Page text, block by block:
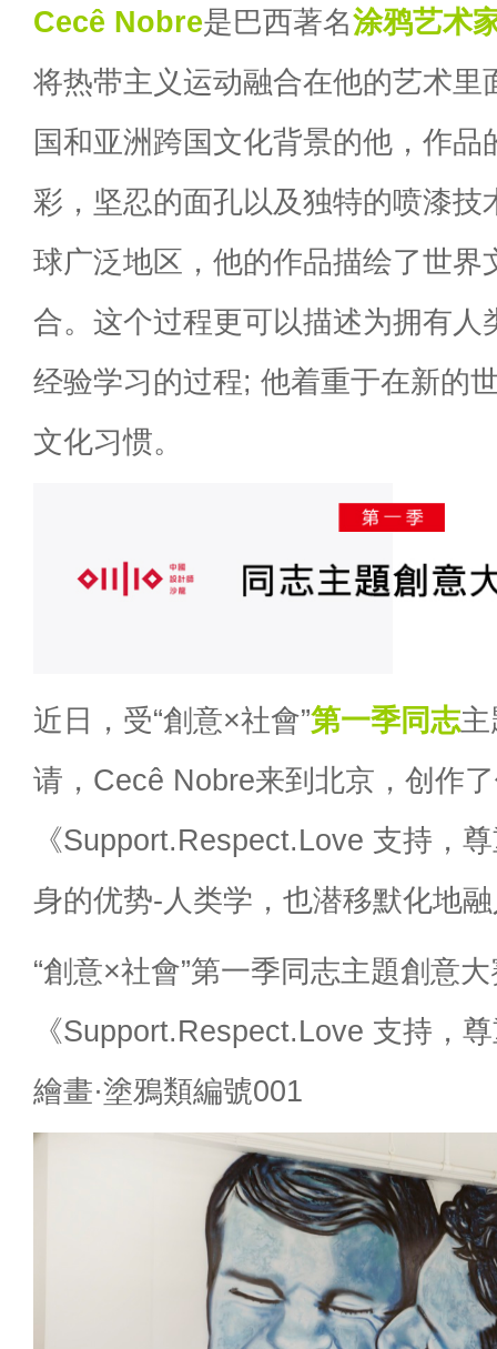
Cecê Nobre是巴西著名涂鸦艺术
将热带主义运动融合在他的艺术里
国和亚洲跨国文化背景的他，作品
彩，坚忍的面孔以及独特的喷漆技
球广泛地区，他的作品描绘了世界
合。这个过程更可以描述为拥有人
经验学习的过程; 他着重于在新的
文化习惯。
近日，受“創意×社會”第一季同志
请，Cecê Nobre来到北京，创作
《Support.Respect.Love 支持，
身的优势-人类学，也潜移默化地
“創意×社會”第一季同志主題創意
《Support.Respect.Love 支持，
繪畫·塗鴉類編號001